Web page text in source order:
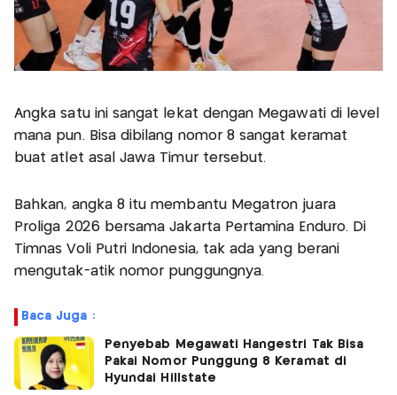
Angka satu ini sangat lekat dengan Megawati di level
mana pun. Bisa dibilang nomor 8 sangat keramat
buat atlet asal Jawa Timur tersebut.
Bahkan, angka 8 itu membantu Megatron juara
Proliga 2026 bersama Jakarta Pertamina Enduro. Di
Timnas Voli Putri Indonesia, tak ada yang berani
mengutak-atik nomor punggungnya.
Baca Juga :
Penyebab Megawati Hangestri Tak Bisa
Pakai Nomor Punggung 8 Keramat di
Hyundai Hillstate